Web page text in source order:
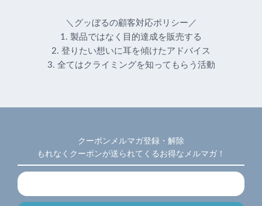
＼グッぼるの顧客対応ポリシー／
1. 製品ではなく目的達成を販売する
2. 登りたい想いに耳を傾けたアドバイス
3. 全てはクライミングを知ってもらう活動
クーポンメルマガ登録・解除
もれなくクーポンが送られてくるお得なメルマガ！